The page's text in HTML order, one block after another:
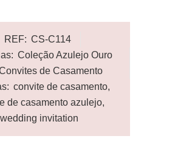
REF: CS-C114
Coleção Azulejo Ouro
de Casamento
convite de casamento,
de casamento azulejo,
wedding invitation